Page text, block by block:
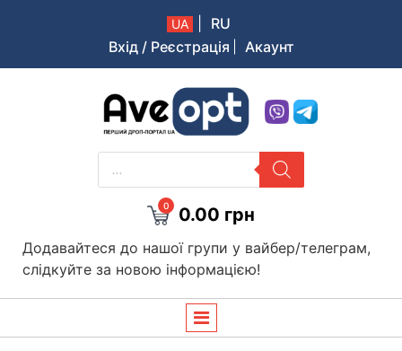
UA
RU
Вхід / Реєстрація
Акаунт
Aveopt – оптова дропшипінг платформа в Україні
PRODUCTS
SEARCH
0 0.00 грн
Додавайтеся до нашої групи у вайбер/телеграм,
слідкуйте за новою інформацією!